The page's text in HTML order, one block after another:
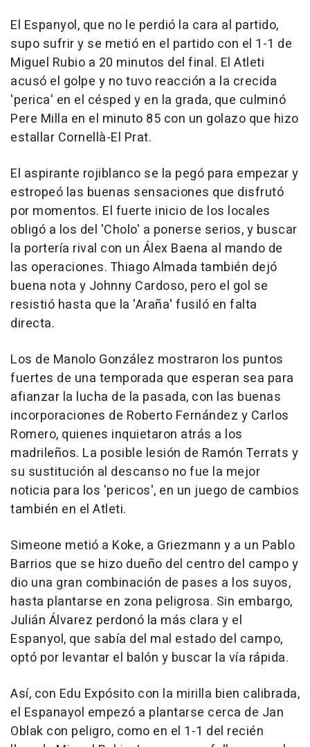
El Espanyol, que no le perdió la cara al partido,
supo sufrir y se metió en el partido con el 1-1 de
Miguel Rubio a 20 minutos del final. El Atleti
acusó el golpe y no tuvo reacción a la crecida
'perica' en el césped y en la grada, que culminó
Pere Milla en el minuto 85 con un golazo que hizo
estallar Cornellà-El Prat.
El aspirante rojiblanco se la pegó para empezar y
estropeó las buenas sensaciones que disfrutó
por momentos. El fuerte inicio de los locales
obligó a los del 'Cholo' a ponerse serios, y buscar
la portería rival con un Álex Baena al mando de
las operaciones. Thiago Almada también dejó
buena nota y Johnny Cardoso, pero el gol se
resistió hasta que la 'Araña' fusiló en falta
directa.
Los de Manolo González mostraron los puntos
fuertes de una temporada que esperan sea para
afianzar la lucha de la pasada, con las buenas
incorporaciones de Roberto Fernández y Carlos
Romero, quienes inquietaron atrás a los
madrileños. La posible lesión de Ramón Terrats y
su sustitución al descanso no fue la mejor
noticia para los 'pericos', en un juego de cambios
también en el Atleti.
Simeone metió a Koke, a Griezmann y a un Pablo
Barrios que se hizo dueño del centro del campo y
dio una gran combinación de pases a los suyos,
hasta plantarse en zona peligrosa. Sin embargo,
Julián Álvarez perdonó la más clara y el
Espanyol, que sabía del mal estado del campo,
optó por levantar el balón y buscar la vía rápida.
Así, con Edu Expósito con la mirilla bien calibrada,
el Espanayol empezó a plantarse cerca de Jan
Oblak con peligro, como en el 1-1 del recién